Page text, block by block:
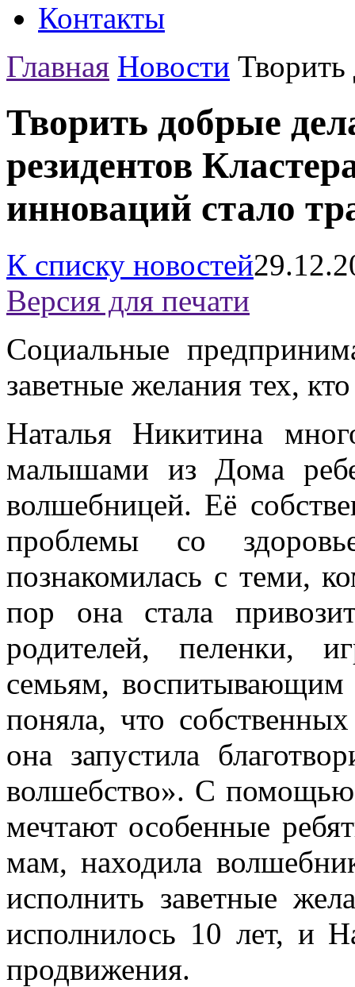
Контакты
Главная Новости
Творить добрые
резидентов
инноваций стало
К списку новостей
Версия для печати
Социальные
заветные желания тех,
Наталья Никитина
малышами из Дома
волшебницей. Её
проблемы со
познакомилась с теми,
пор она стала
родителей, пеленки,
семьям, воспитывающим
поняла, что
она запустила
волшебство». С помощью
мечтают особенные
мам, находила
исполнить заветные
исполнилось 10 лет, и
продвижения.